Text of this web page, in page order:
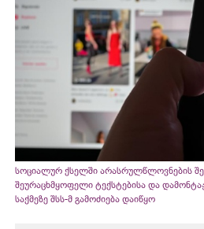
სოციალურ ქსელში არასრულწლოვნების
შეურაცხმყოფელი ტექსტებისა და
საქმეზე შსს-მ გამოძიება დაიწყო